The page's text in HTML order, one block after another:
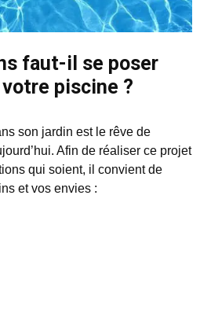
faut-il se poser
piscine ?
son jardin est le rêve de
Afin de réaliser ce projet
qui soient, il convient de
et vos envies :